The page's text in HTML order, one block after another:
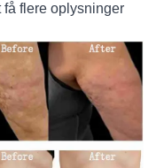
få flere oplysninger